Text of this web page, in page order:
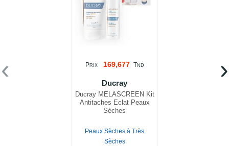
PRIX 169,677 TND
Ducray
Ducray MELASCREEN Kit
Antitaches Eclat Peaux
Sèches
Peaux Sèches à Très
Sèches
‹ ›